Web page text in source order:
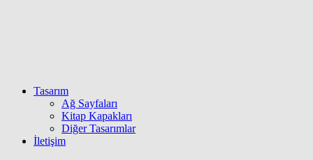
Tasarım
Ağ Sayfaları
Kitap Kapakları
Diğer Tasarımlar
İletişim